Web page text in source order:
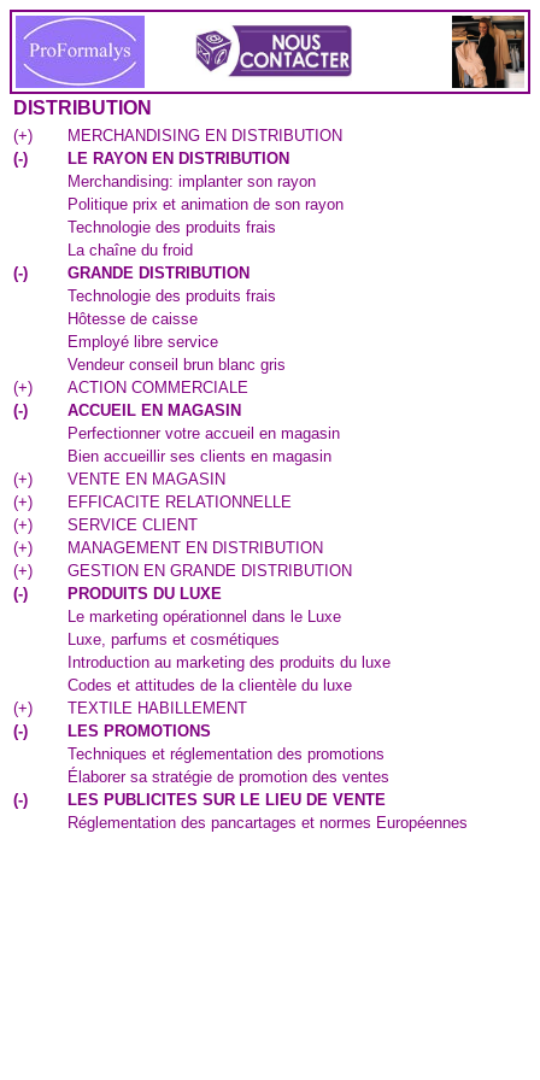
DISTRIBUTION
(+)
MERCHANDISING EN DISTRIBUTION
(-)
LE RAYON EN DISTRIBUTION
Merchandising: implanter son rayon
Politique prix et animation de son rayon
Technologie des produits frais
La chaîne du froid
(-)
GRANDE DISTRIBUTION
Technologie des produits frais
Hôtesse de caisse
Employé libre service
Vendeur conseil brun blanc gris
(+)
ACTION COMMERCIALE
(-)
ACCUEIL EN MAGASIN
Perfectionner votre accueil en magasin
Bien accueillir ses clients en magasin
(+)
VENTE EN MAGASIN
(+)
EFFICACITE RELATIONNELLE
(+)
SERVICE CLIENT
(+)
MANAGEMENT EN DISTRIBUTION
(+)
GESTION EN GRANDE DISTRIBUTION
(-)
PRODUITS DU LUXE
Le marketing opérationnel dans le Luxe
Luxe, parfums et cosmétiques
Introduction au marketing des produits du luxe
Codes et attitudes de la clientèle du luxe
(+)
TEXTILE HABILLEMENT
(-)
LES PROMOTIONS
Techniques et réglementation des promotions
Élaborer sa stratégie de promotion des ventes
(-)
LES PUBLICITES SUR LE LIEU DE VENTE
Réglementation des pancartages et normes Européennes